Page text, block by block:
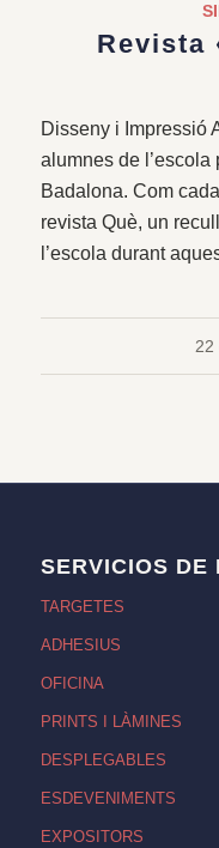
Revista
Disseny i Impressió
alumnes de
Badalona. Com
revista Què, un
l’escola durant
22
SERVICIOS DE
TARGETES
ADHESIUS
OFICINA
PRINTS I LÀMINES
DESPLEGABLES
ESDEVENIMENTS
EXPOSITORS